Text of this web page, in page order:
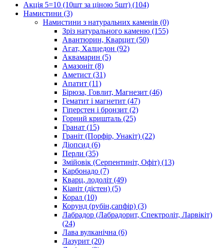
Акція 5=10 (10шт за ціною 5шт) (104)
Намистини (3)
Намистини з натуральних каменів (0)
Зріз натурального каменю (155)
Авантюрин, Кварцит (50)
Агат, Халцедон (92)
Аквамарин (5)
Амазоніт (8)
Аметист (31)
Апатит (11)
Бірюза, Говлит, Магнезит (46)
Гематит і магнетит (47)
Гіперстен і бронзит (2)
Горний кришталь (25)
Гранат (15)
Граніт (Порфір, Унакіт) (22)
Діопсид (6)
Перли (35)
Змійовік (Серпентиніт, Офіт) (13)
Карбонадо (7)
Кварц, лодоліт (49)
Кіаніт (дістен) (5)
Корал (10)
Корунд (рубін,сапфір) (3)
Лабрадор (Лабрадорит, Спектроліт, Ларвікіт)
(24)
Лава вулканічна (6)
Лазурит (20)